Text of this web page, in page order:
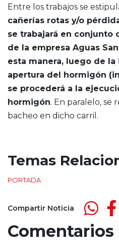
Entre los trabajos se
cañerías rotas y/o
se trabajará en conjunto
de la empresa Aguas
esta manera, luego de
apertura del hormigón
se procederá a la
hormigón. En paralelo, se
bacheo en dicho carril.
Temas
PORTADA
Compartir Noticia
Comentarios